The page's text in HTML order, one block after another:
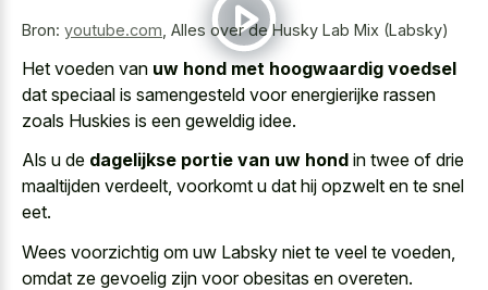
Bron: youtube.com Alles over de Husky Lab Mix (Labsky)
Het voeden van uw hond met hoogwaardig voedsel
dat speciaal is samengesteld voor energierijke rassen
zoals Huskies is een geweldig idee.
Als u de dagelijkse portie van uw hond in twee of drie
maaltijden verdeelt, voorkomt u dat hij opzwelt en te snel
eet.
Wees voorzichtig om uw Labsky niet te veel te voeden,
omdat ze gevoelig zijn voor obesitas en overeten.